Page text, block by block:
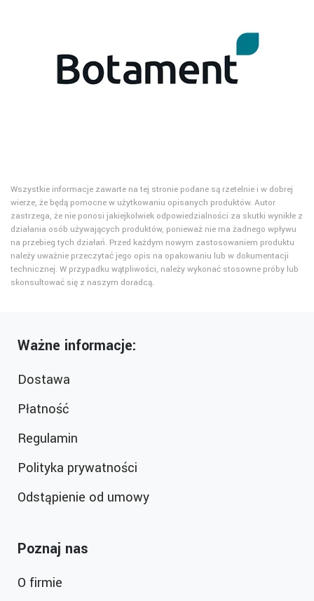
Wszystkie informacje zawarte na tej stronie podane są rzetelnie i w dobrej
wierze, że będą pomocne w użytkowaniu opisanych produktów. Autor
zastrzega, że nie ponosi jakiejkolwiek odpowiedzialności za skutki wynikłe z
działania osób używających produktów, ponieważ nie ma żadnego wpływu
na przebieg tych działań. Przed każdym nowym zastosowaniem produktu
należy uważnie przeczytać jego opis na opakowaniu lub w dokumentacji
technicznej. W przypadku wątpliwości, należy wykonać stosowne próby lub
skonsultować się z naszym doradcą.
Ważne informacje:
Dostawa
Płatność
Regulamin
Polityka prywatności
Odstąpienie od umowy
Poznaj nas
O firmie